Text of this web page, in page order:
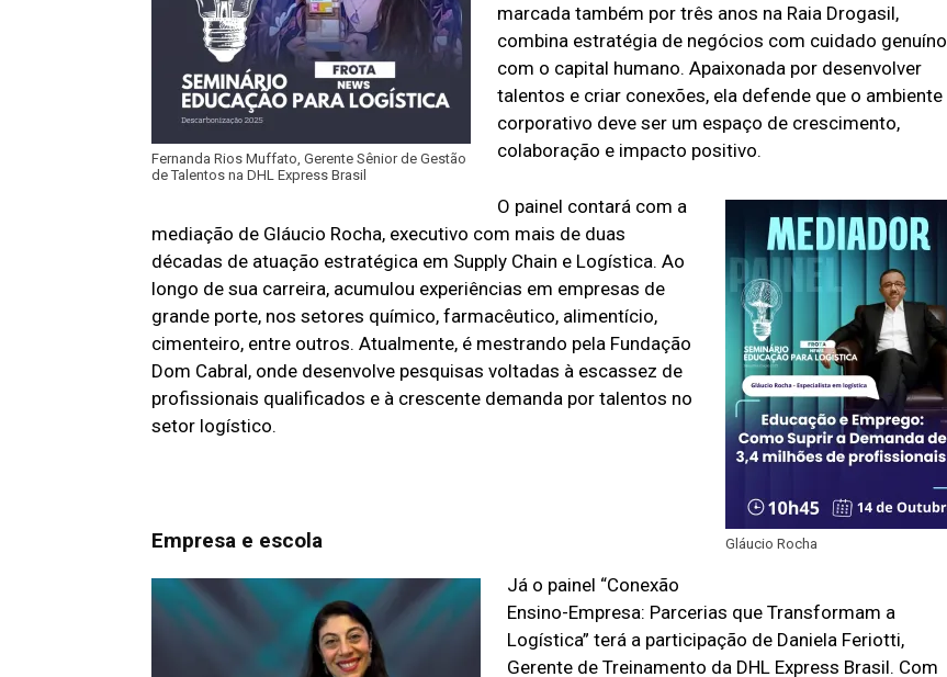
Fernanda Rios Muffato, Gerente Sênior de Gestão
de Talentos na DHL Express Brasil
marcada também por três anos na Raia Drogasil,
combina estratégia de negócios com cuidado genuíno
com o capital humano. Apaixonada por desenvolver
talentos e criar conexões, ela defende que o ambiente
corporativo deve ser um espaço de crescimento,
colaboração e impacto positivo.
Gláucio Rocha
O painel contará com a
mediação de Gláucio Rocha, executivo com mais de duas
décadas de atuação estratégica em Supply Chain e Logística. Ao
longo de sua carreira, acumulou experiências em empresas de
grande porte, nos setores químico, farmacêutico, alimentício,
cimenteiro, entre outros. Atualmente, é mestrando pela Fundação
Dom Cabral, onde desenvolve pesquisas voltadas à escassez de
profissionais qualificados e à crescente demanda por talentos no
setor logístico.
Empresa e escola
Já o painel “Conexão
Ensino-Empresa: Parcerias que Transformam a
Logística” terá a participação de Daniela Feriotti,
Gerente de Treinamento da DHL Express Brasil. Com